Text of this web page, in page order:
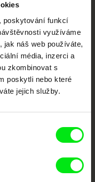
poskytování funkcí
využíváme
jak náš web používáte,
média, inzerci a
zkombinovat s
poskytli nebo které
jejich služby.
kino
filmy
Doc Alliance. Naším cílem je
jeho rozmanitost a
filmy.